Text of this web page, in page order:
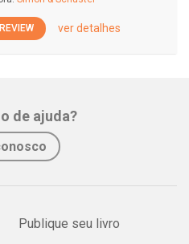
ver detalhes
de ajuda?
Publique seu livro